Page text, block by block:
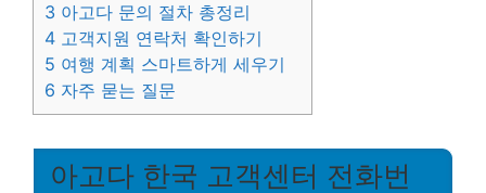
3 아고다 문의 절차 총정리
4 고객지원 연락처 확인하기
5 여행 계획 스마트하게 세우기
6 자주 묻는 질문
아고다 한국 고객센터 전화번